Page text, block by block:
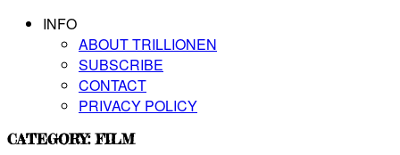
INFO
ABOUT TRILLIONEN
SUBSCRIBE
CONTACT
PRIVACY POLICY
CATEGORY:FILM